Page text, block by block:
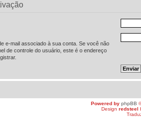
e-mail associado à sua conta. Se você não
de controle do usuário, este é o endereço
Powered by phpBB
Design redsteel